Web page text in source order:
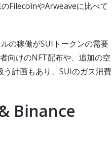
FilecoinやArweaveに比べて
の稼働がSUIトークンの需要
向けのNFT配布や、追加の空
計画もあり、SUIのガス消費
Binance